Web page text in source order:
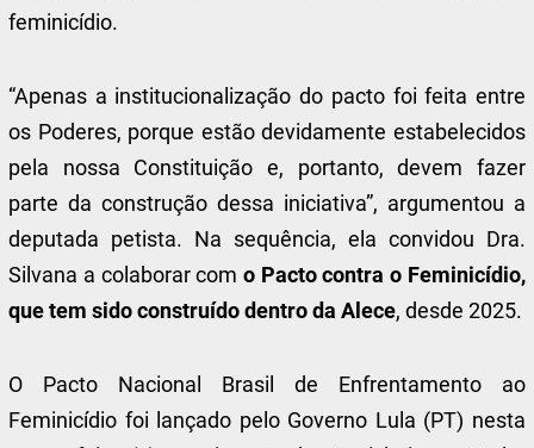
feminicídio.
“Apenas a institucionalização do pacto foi feita entre
os Poderes, porque estão devidamente estabelecidos
pela nossa Constituição e, portanto, devem fazer
parte da construção dessa iniciativa”, argumentou a
deputada petista. Na sequência, ela convidou Dra.
Silvana a colaborar com o Pacto contra o Feminicídio,
que tem sido construído dentro da Alece, desde 2025.
O Pacto Nacional Brasil de Enfrentamento ao
Feminicídio foi lançado pelo Governo Lula (PT) nesta